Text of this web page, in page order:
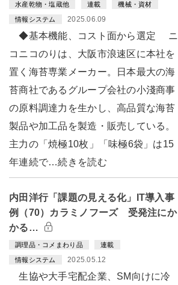
水産乾物・塩蔵他 連載 機械・資材
情報システム 2025.06.09
◆基本機能、コスト面から選定 ニ
コニコのりは、大阪市浪速区に本社を
置く海苔専業メーカー。日本最大の海
苔商社であるグループ会社の小淺商事
の原料調達力を生かし、高品質な海苔
製品や加工品を製造・販売している。
主力の「焼極10枚」「味極6袋」は15
年連続で…続きを読む
内田洋行「課題の見える化」IT導入事
例（70）カラミノフーズ 受発注にか
かる…
調理品・コメまわり品 連載
情報システム 2025.05.12
生協や大手宅配企業、SM向けに冷